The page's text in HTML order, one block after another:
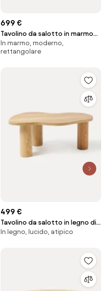
699 €
Tavolino da salotto in marmo
Mabel
In marmo, moderno,
rettangolare
499 €
Tavolino da salotto in legno di
quercia dalla forma organica
In legno, lucido, atipico